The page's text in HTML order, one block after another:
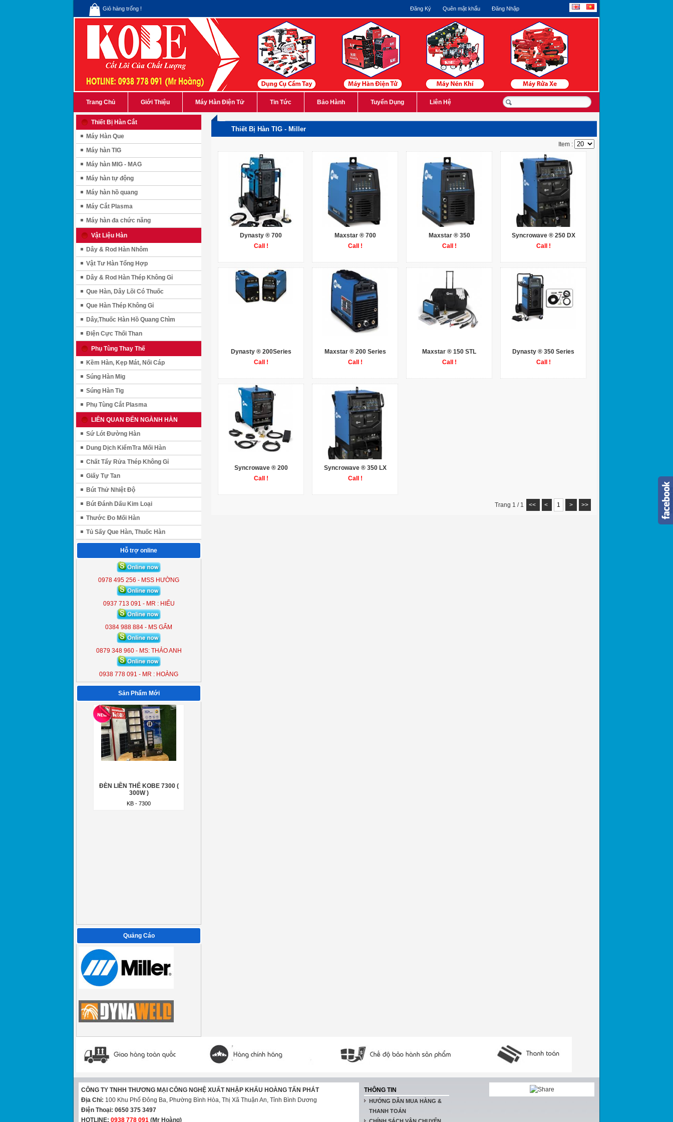
Giỏ hàng trống ! Đăng Ký Quên mật khẩu Đăng Nhập
Trang Chủ Giới Thiệu Máy Hàn Điện Tử Tin Tức Bảo Hành Tuyển Dụng Liên Hệ
Thiết Bị Hàn Cắt
Máy Hàn Que
Máy hàn TIG
Máy hàn MIG - MAG
Máy hàn tự động
Máy hàn hồ quang
Máy Cắt Plasma
Máy hàn đa chức năng
Vật Liệu Hàn
Dây & Rod Hàn Nhôm
Vật Tư Hàn Tổng Hợp
Dây & Rod Hàn Thép Không Gỉ
Que Hàn, Dây Lõi Có Thuốc
Que Hàn Thép Không Gỉ
Dây,Thuốc Hàn Hồ Quang Chìm
Điện Cực Thối Than
Phụ Tùng Thay Thế
Kềm Hàn, Kẹp Mát, Nối Cáp
Súng Hàn Mig
Súng Hàn Tig
Phụ Tùng Cắt Plasma
LIÊN QUAN ĐẾN NGÀNH HÀN
Sứ Lót Đường Hàn
Dung Dịch KiểmTra Mối Hàn
Chất Tẩy Rửa Thép Không Gỉ
Giấy Tự Tan
Bút Thử Nhiệt Độ
Bút Đánh Dấu Kim Loại
Thước Đo Mối Hàn
Tủ Sấy Que Hàn, Thuốc Hàn
Hỗ trợ online
0978 495 256 - MSS HƯỜNG
0937 713 091 - MR : HIẾU
0384 988 884 - MS GẤM
0879 348 960 - MS: THẢO ANH
0938 778 091 - MR : HOÀNG
Sản Phẩm Mới
ĐÈN LIỀN THỂ KOBE 7300 (
KB - 7300
ĐÈN LIỀN THỂ KOBE 7300 (
300W )
KB - 7300
ĐÈN LIỀN THỂ KOBE 7300 (
300W )
KB - 7300
Quảng Cáo
Thiết Bị Hàn TIG - Miller
Item :
Dynasty ® 700
Call !
Maxstar ® 700
Call !
Maxstar ® 350
Call !
Syncrowave ® 250 DX
Call !
Dynasty ® 200Series
Call !
Maxstar ® 200 Series
Call !
Maxstar ® 150 STL
Call !
Dynasty ® 350 Series
Call !
Syncrowave ® 200
Call !
Syncrowave ® 350 LX
Call !
Trang 1 / 1 << < 1 > >>
CÔNG TY TNHH THƯƠNG MẠI CÔNG NGHỆ XUẤT NHẬP KHẨU HOÀNG TẤN PHÁT
Địa Chỉ: 100 Khu Phố Đông Ba, Phường Bình Hòa, Thị Xã Thuận An, Tỉnh Bình Dương
Điện Thoại: 0650 375 3497
HOTLINE: 0938 778 091 (Mr Hoàng)
THÔNG TIN
HƯỚNG DẪN MUA HÀNG &
THANH TOÁN